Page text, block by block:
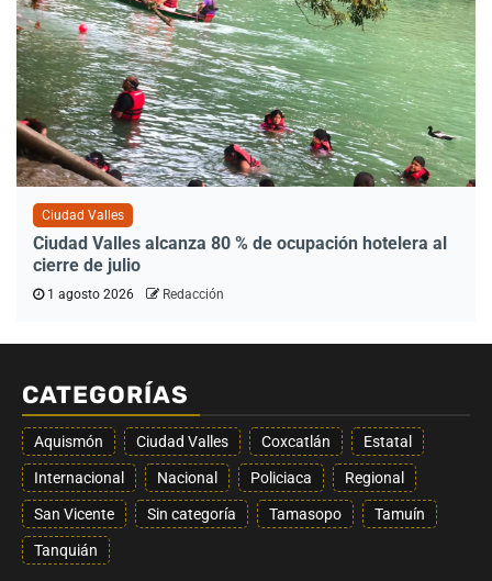
Ciudad Valles
Ciudad Valles alcanza 80 % de ocupación hotelera al
cierre de julio
1 agosto 2026 Redacción
CATEGORÍAS
Aquismón Ciudad Valles Coxcatlán Estatal
Internacional Nacional Policiaca Regional
San Vicente Sin categoría Tamasopo Tamuín
Tanquián